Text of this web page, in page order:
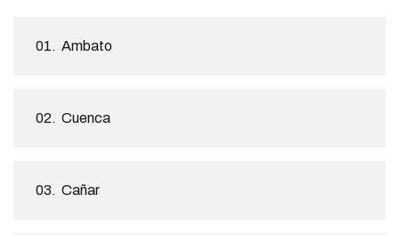
01. Ambato
02. Cuenca
03. Cañar